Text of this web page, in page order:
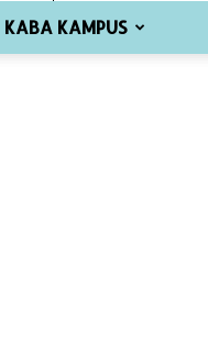
KABA KAMPUS